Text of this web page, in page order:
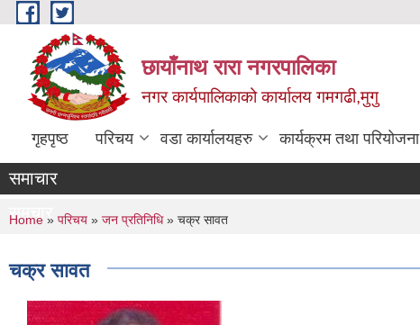
Skip to main content
छायाँनाथ रारा नगरपालिका
नगर कार्यपालिकाको कार्यालय गमगढी,मुगु
गृहपृष्ठ परिचय वडा कार्यालयहरु कार्यक्रम तथा परियोजना
समाचार
समचार
You are here
Home » परिचय » जन प्रतिनिधि» चक्र सावत
चक्र सावत